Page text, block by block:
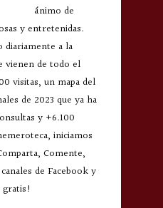
ánimo de
y entretenidas.
diariamente a la
vienen de todo el
visitas, un mapa del
de 2023 que ya ha
y +6.100
iniciamos
Comente,
de Facebook y
gratis!